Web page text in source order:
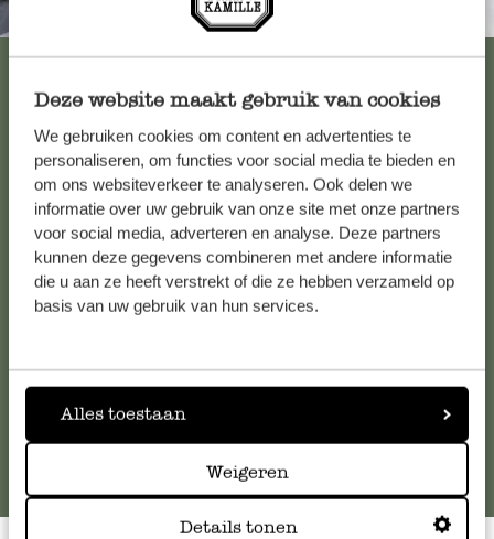
Deze website maakt gebruik van cookies
We gebruiken cookies om content en advertenties te
personaliseren, om functies voor social media te bieden en
om ons websiteverkeer te analyseren. Ook delen we
informatie over uw gebruik van onze site met onze partners
voor social media, adverteren en analyse. Deze partners
kunnen deze gegevens combineren met andere informatie
die u aan ze heeft verstrekt of die ze hebben verzameld op
basis van uw gebruik van hun services.
Alles toestaan
Weigeren
Details tonen
Immer in der Nähe
Alle 62 Geschäfte anzeigen
Kundenservice/Hilfe
Falls Sie Fragen haben oder Tipps und Hilfe brauchen, wenden
Sie sich bitte an unseren Kundenservice. Oder lesen Sie hier
die Antworten aufhäufig gestellte Fragen.